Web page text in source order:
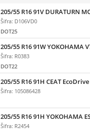
205/55 R16 91V DURATURN
Šifra: D106VD0
DOT25
205/55 R16 91W YOKOHAMA
Šifra: R0383
DOT22
205/55 R16 91H CEAT EcoDrive
Šifra: 105086428
205/55 R16 91H YOKOHAMA
Šifra: R2454